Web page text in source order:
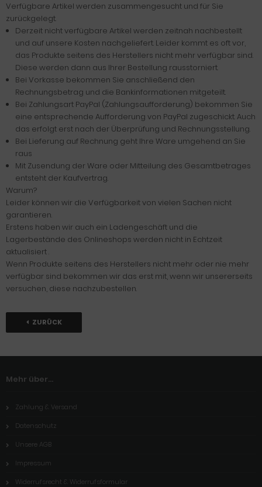
Verfügbare Artikel werden zusammengesucht und für Sie
zurückgelegt.
Derzeit nicht verfügbare Artikel werden zeitnah nachbestellt
und auf unsere Kosten nachgeliefert. Leider kommt es oft vor,
das Produkte seitens des Herstellers nicht mehr verfügbar sind.
Diese werden dann aus Ihrer Bestellung rausstorniert.
Bei Vorkasse bekommen Sie anschließend den
Rechnungsbetrag und die Bankinformationen mitgeteilt.
Bei Zahlungsart PayPal (Zahlungsaufforderung) bekommen Sie
eine entsprechende Aufforderung von PayPal zugeschickt. Auch
das erfolgt erst nach der Überprüfung und Rechnungsstellung.
Bei Lieferung auf Rechnung geht Ihre Ware umgehend an Sie
raus
Mit Zusendung der Ware oder Mitteilung des Gesamtbetrages
entsteht der Kaufvertrag.
Warum?
Leider können wir die Verfügbarkeit von vielen Sachen nicht
garantieren.
Erstens haben wir auch ein Ladengeschäft und die
Lagerbestände des Onlineshops werden nicht in Echtzeit
aktualisiert .
Wenn Produkte seitens des Herstellers nicht mehr oder nie mehr
verfügbar sind bekommen wir das erst mit, wenn wir unsererseits
versuchen, diese nachzubestellen.
ZURÜCK
Mehr über...
Zahlung & Versand
Datenschutz
Unsere AGB
Impressum
Widerrufsrecht & Widerrufsformular